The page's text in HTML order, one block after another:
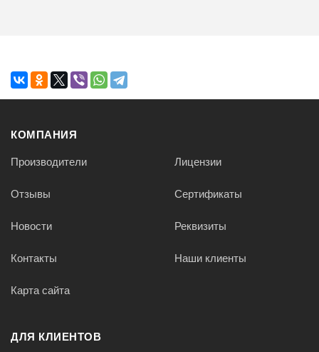
КОМПАНИЯ
Производители Лицензии
Отзывы Сертификаты
Новости Реквизиты
Контакты Наши клиенты
Карта сайта
ДЛЯ КЛИЕНТОВ